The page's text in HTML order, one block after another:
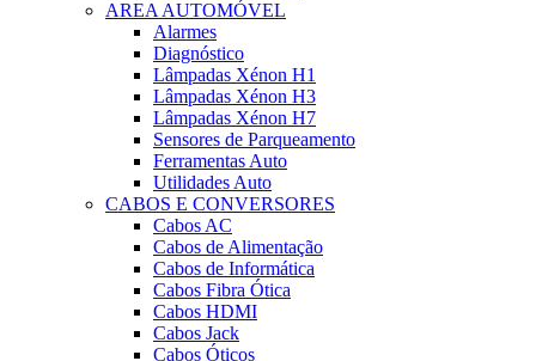
AREA AUTOMÓVEL
Alarmes
Diagnóstico
Lâmpadas Xénon H1
Lâmpadas Xénon H3
Lâmpadas Xénon H7
Sensores de Parqueamento
Ferramentas Auto
Utilidades Auto
CABOS E CONVERSORES
Cabos AC
Cabos de Alimentação
Cabos de Informática
Cabos Fibra Ótica
Cabos HDMI
Cabos Jack
Cabos Óticos